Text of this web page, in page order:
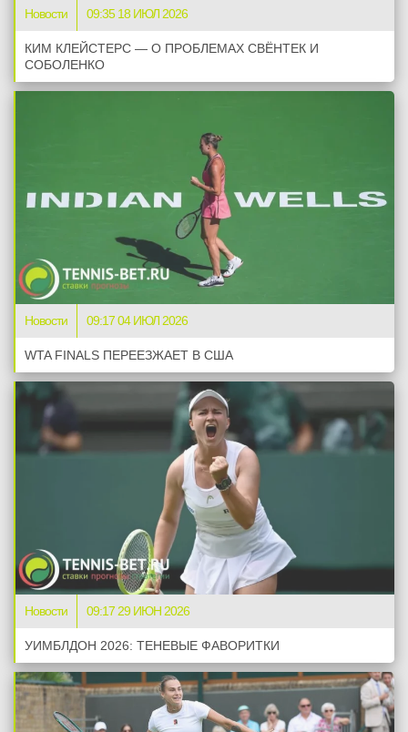
Новости 09:35 18 ИЮЛ 2026
КИМ КЛЕЙСТЕРС — О ПРОБЛЕМАХ СВЁНТЕК И
СОБОЛЕНКО
Новости 09:17 04 ИЮЛ 2026
WTA FINALS ПЕРЕЕЗЖАЕТ В США
Новости 09:17 29 ИЮН 2026
УИМБЛДОН 2026: ТЕНЕВЫЕ ФАВОРИТКИ